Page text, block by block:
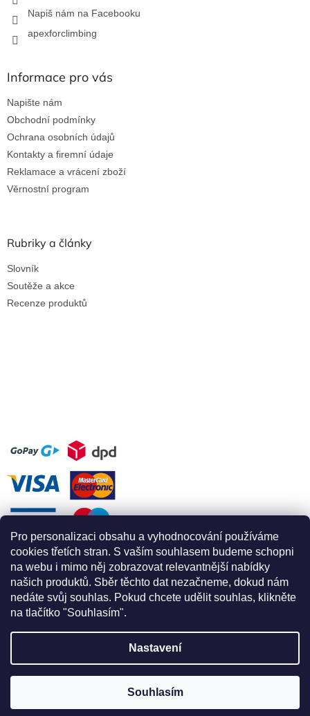
Pro personalizaci obsahu a vyhodnocování používáme
cookies třetích stran. S vaším souhlasem budeme schopni
na webu i mimo něj zobrazovat relevantnější nabídky
našich produktů. Sběr těchto dat nezačneme, dokud nám
nedáte svůj souhlas. Pokud chcete udělit souhlas, klikněte
na tlačítko "Souhlasím".
Nastavení
Souhlasím
Napiš nám na Facebooku
apexforclimbing
Informace pro vás
Napište nám
Obchodní podmínky
Ochrana osobních údajů
Kontakty a firemní údaje
Reklamace a vrácení zboží
Věrnostní program
Rubriky a články
Slovník
Soutěže a akce
Recenze produktů
Vytvořil Shoptet
Apex for climbing. Všechna práva vyhrazena.